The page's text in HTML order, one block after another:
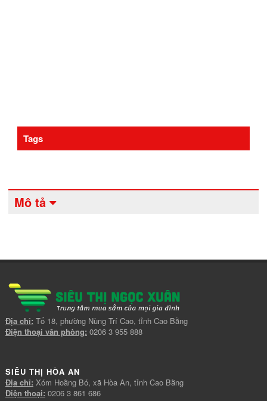
Tags
Mô tả
Địa chỉ: Tổ 18, phường Nùng Trí Cao, tỉnh Cao Bằng
Điện thoại văn phòng: 0206 3 955 888
SIÊU THỊ HÒA AN
Địa chỉ: Xóm Hoằng Bó, xã Hòa An, tỉnh Cao Bằng
Điện thoại: 0206 3 861 686